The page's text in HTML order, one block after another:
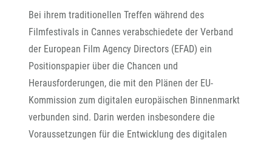
Bei ihrem traditionellen Treffen während des
Filmfestivals in Cannes verabschiedete der Verband
der European Film Agency Directors (EFAD) ein
Positionspapier über die Chancen und
Herausforderungen, die mit den Plänen der EU-
Kommission zum digitalen europäischen Binnenmarkt
verbunden sind. Darin werden insbesondere die
Voraussetzungen für die Entwicklung des digitalen